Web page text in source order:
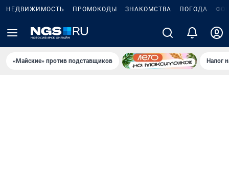
НЕДВИЖИМОСТЬ ПРОМОКОДЫ ЗНАКОМСТВА ПОГОДА
«Майские» против подставщиков Налог